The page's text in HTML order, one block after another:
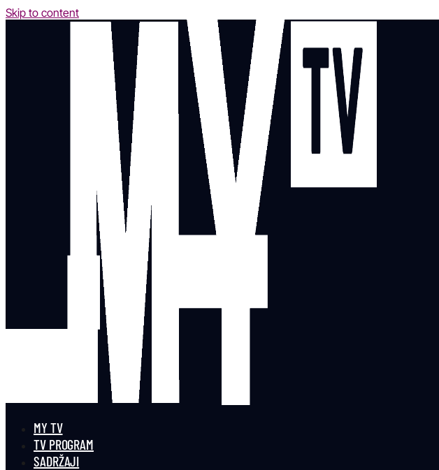
Skip to content
MY TV
TV PROGRAM
SADRŽAJI